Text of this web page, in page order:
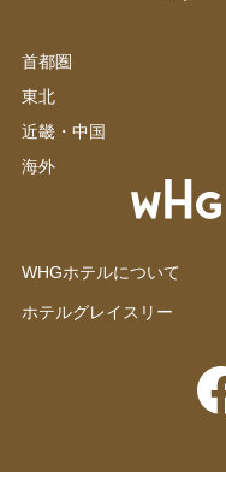
WHGホテルについて
ホテルグレイスリー
首都圏
東北
近畿・中国
海外